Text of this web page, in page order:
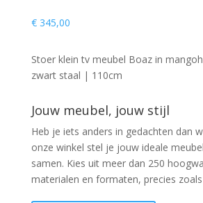
€345,00
Stoer klein tv meubel Boaz in
zwart staal | 110cm
Jouw meubel, jouw stijl
Heb je iets anders in gedachten dan
onze winkel stel je jouw ideale
samen. Kies uit meer dan 250
materialen en formaten, precies